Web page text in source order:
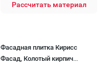
Рассчитать материал
Фасадная плитка Кирисс
Фасад, Колотый кирпич